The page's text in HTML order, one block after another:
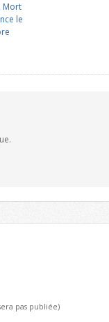
Mort
le
pas publiée)